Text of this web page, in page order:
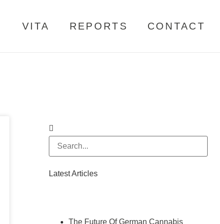
VITA REPORTS CONTACT
Latest Articles
The Future Of German Cannabis